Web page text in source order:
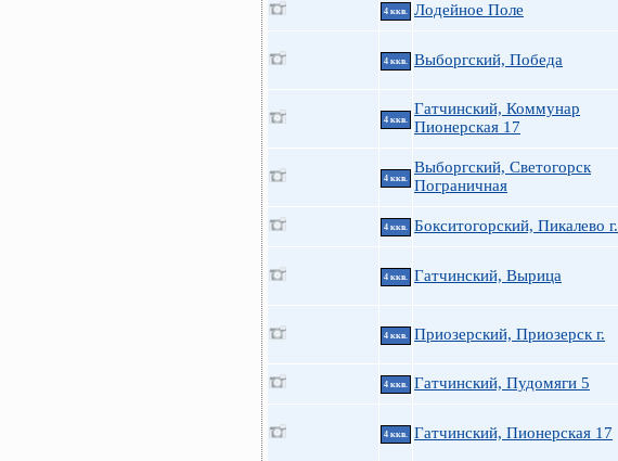
4 ккв. Лодейное Поле
4 ккв. Выборгский, Победа
4 ккв.
Гатчинский, Коммунар
Пионерская 17
4 ккв.
Выборгский, Светогорск
Пограничная
4 ккв. Бокситогорский, Пикалево г.
4 ккв. Гатчинский, Вырица
4 ккв. Приозерский, Приозерск г.
4 ккв. Гатчинский, Пудомяги 5
4 ккв. Гатчинский, Пионерская 17